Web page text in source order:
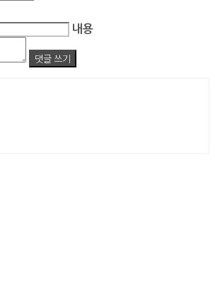
내용
댓글 쓰기